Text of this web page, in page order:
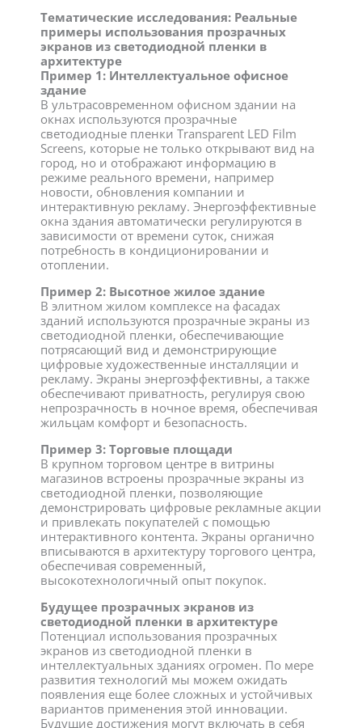
Тематические исследования: Реальные
примеры использования прозрачных
экранов из светодиодной пленки в
архитектуре
Пример 1: Интеллектуальное офисное
здание
В ультрасовременном офисном здании на
окнах используются прозрачные
светодиодные пленки Transparent LED Film
Screens, которые не только открывают вид на
город, но и отображают информацию в
режиме реального времени, например
новости, обновления компании и
интерактивную рекламу. Энергоэффективные
окна здания автоматически регулируются в
зависимости от времени суток, снижая
потребность в кондиционировании и
отоплении.
Пример 2: Высотное жилое здание
В элитном жилом комплексе на фасадах
зданий используются прозрачные экраны из
светодиодной пленки, обеспечивающие
потрясающий вид и демонстрирующие
цифровые художественные инсталляции и
рекламу. Экраны энергоэффективны, а также
обеспечивают приватность, регулируя свою
непрозрачность в ночное время, обеспечивая
жильцам комфорт и безопасность.
Пример 3: Торговые площади
В крупном торговом центре в витрины
магазинов встроены прозрачные экраны из
светодиодной пленки, позволяющие
демонстрировать цифровые рекламные акции
и привлекать покупателей с помощью
интерактивного контента. Экраны органично
вписываются в архитектуру торгового центра,
обеспечивая современный,
высокотехнологичный опыт покупок.
Будущее прозрачных экранов из
светодиодной пленки в архитектуре
Потенциал использования прозрачных
экранов из светодиодной пленки в
интеллектуальных зданиях огромен. По мере
развития технологий мы можем ожидать
появления еще более сложных и устойчивых
вариантов применения этой инновации.
Будущие достижения могут включать в себя